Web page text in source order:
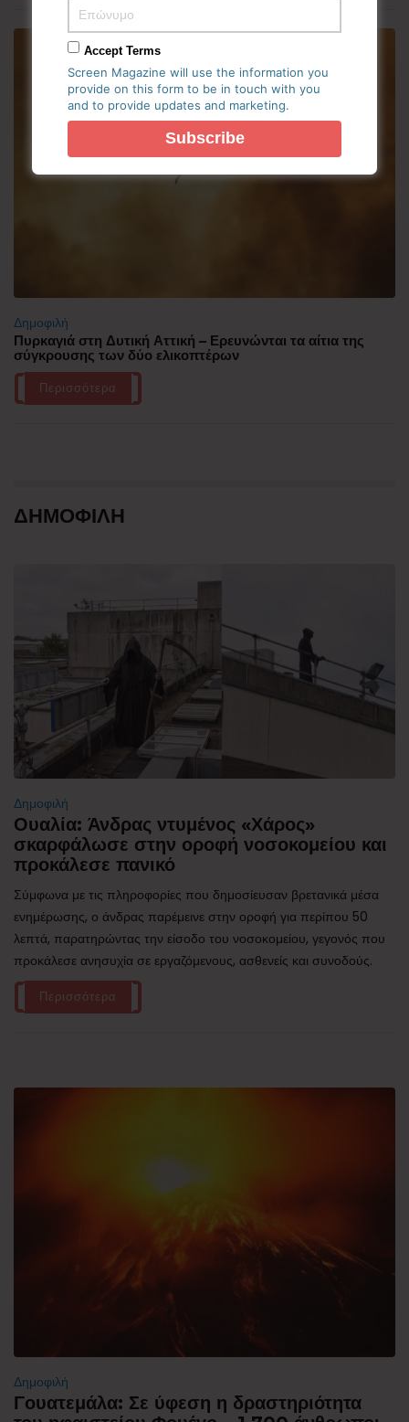
Δημοφιλή
Πυρκαγιά στη Δυτική Αττική – Ερευνώνται τα αίτια της
σύγκρουσης των δύο ελικοπτέρων
Περισσότερα
ΔΗΜΟΦΙΛΗ
Δημοφιλή
Ουαλία: Άνδρας ντυμένος «Χάρος»
σκαρφάλωσε στην οροφή νοσοκομείου και
προκάλεσε πανικό
Σύμφωνα με τις πληροφορίες που δημοσίευσαν βρετανικά μέσα
ενημέρωσης, ο άνδρας παρέμεινε στην οροφή για περίπου 50
λεπτά, παρατηρώντας την είσοδο του νοσοκομείου, γεγονός που
προκάλεσε ανησυχία σε εργαζόμενους, ασθενείς και συνοδούς.
Περισσότερα
Δημοφιλή
Γουατεμάλα: Σε ύφεση η δραστηριότητα
Accept Terms
Screen Magazine will use the information you
provide on this form to be in touch with you
and to provide updates and marketing.